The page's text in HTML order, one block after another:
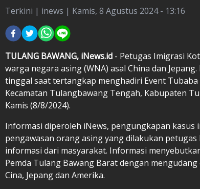
Terkini | inews | Kamis, 8 Agustus 2024 - 13:16
TULANG BAWANG, iNews.id - Petugas Imigrasi
warga negara asing (WNA) asal China dan
tinggal saat tertangkap menghadiri Event
Kecamatan Tulangbawang Tengah, Kabupaten
Kamis (8/8/2024).
Informasi diperoleh iNews, pengungkapan kasus
pengawasan orang asing yang dilakukan
informasi dari masyarakat. Informasi
Pemda Tulang Bawang Barat dengan
Cina, Jepang dan Amerika.